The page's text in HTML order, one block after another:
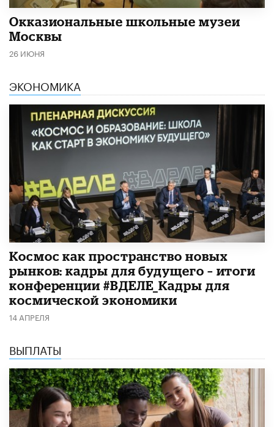
​Окказиональные школьные музеи
Москвы
26 ИЮНЯ
ЭКОНОМИКА
Космос как пространство новых
рынков: кадры для будущего – итоги
конференции #ВДЕЛЕ_Кадры для
космической экономики
14 АПРЕЛЯ
ВЫПЛАТЫ